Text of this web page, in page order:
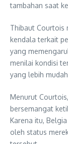
tambahan saat
Thibaut Courtois
kendala terkait
yang
menilai kondisi
yang lebih
Menurut
bersemangat
Karena itu,
oleh status